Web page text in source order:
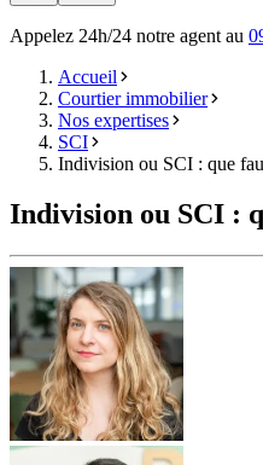
Appelez 24h/24 notre agent au
Accueil
Courtier immobilier
Nos expertises
SCI
Indivision ou SCI : que
Indivision ou SCI :